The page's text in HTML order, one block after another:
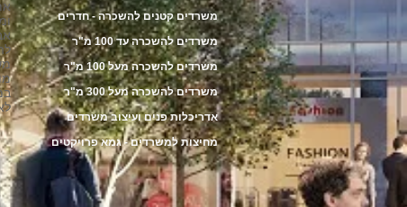
משרדים קטנים להשכרה - חדרים
משרדים להשכרה עד 100 מ"ר
משרדים להשכרה מעל 100 מ"ר
משרדים להשכרה מעל 300 מ"ר
אדריכלות פנים ועיצוב משרדים
מחיצות למשרדים - גמא פרויקטים